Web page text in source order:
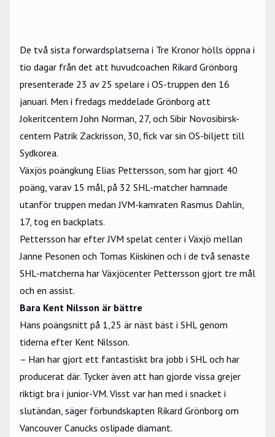
De två sista forwardsplatserna i Tre Kronor hölls öppna i
tio dagar från det att huvudcoachen Rikard Grönborg
presenterade 23 av 25 spelare i OS-truppen den 16
januari. Men i fredags meddelade Grönborg att
Jokeritcentern John Norman, 27, och Sibir Novosibirsk-
centern Patrik Zackrisson, 30, fick var sin OS-biljett till
Sydkorea.
Växjös poängkung Elias Pettersson, som har gjort 40
poäng, varav 15 mål, på 32 SHL-matcher hamnade
utanför truppen medan JVM-kamraten Rasmus Dahlin,
17, tog en backplats.
Pettersson har efter JVM spelat center i Växjö mellan
Janne Pesonen och Tomas Kiiskinen och i de två senaste
SHL-matcherna har Växjöcenter Pettersson gjort tre mål
och en assist.
Bara Kent Nilsson är bättre
Hans poängsnitt på 1,25 är näst bäst i SHL genom
tiderna efter Kent Nilsson.
– Han har gjort ett fantastiskt bra jobb i SHL och har
producerat där. Tycker även att han gjorde vissa grejer
riktigt bra i junior-VM. Visst var han med i snacket i
slutändan, säger förbundskapten Rikard Grönborg om
Vancouver Canucks oslipade diamant.